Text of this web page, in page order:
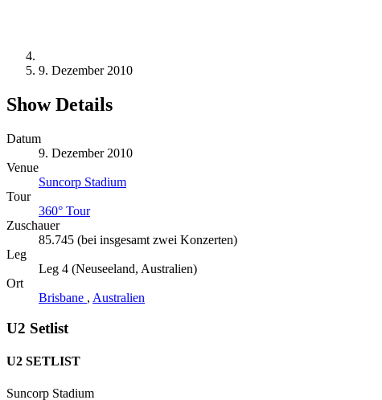
9. Dezember 2010
Show Details
Datum
9. Dezember 2010
Venue
Suncorp Stadium
Tour
360° Tour
Zuschauer
85.745 (bei insgesamt zwei Konzerten)
Leg
Leg 4 (Neuseeland, Australien)
Ort
Brisbane , Australien
U2 Setlist
U2 SETLIST
Suncorp Stadium